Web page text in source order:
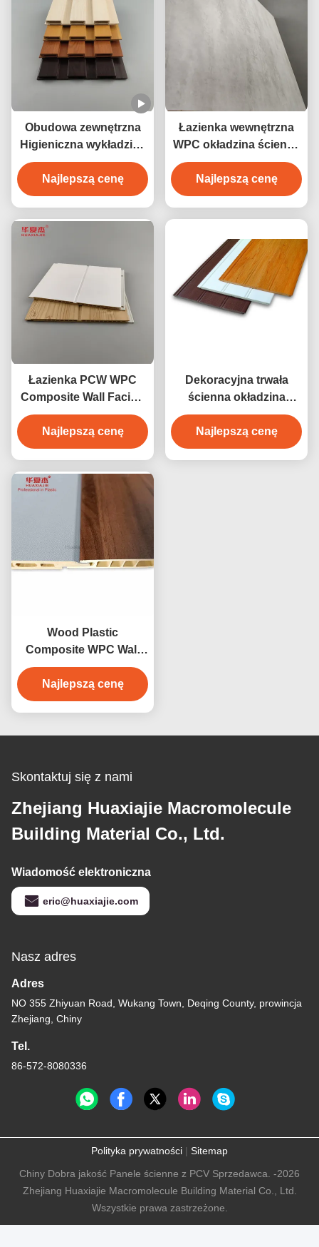
Obudowa zewnętrzna
Higieniczna wykładzina
ścienna odporna na
warunki atmosferyczne
do wnętrz
Najlepszą cenę
Łazienka wewnętrzna
WPC okładzina ścienna
PCV Drewniana
okładzina kompozytowa
Najlepszą cenę
Łazienka PCW WPC
Composite Wall Facing
Smooth Water Resistant
Najlepszą cenę
Dekoracyjna trwała
ścienna okładzina
ścienna / boazeria
wygodnie
zainstalowana
Najlepszą cenę
Wood Plastic
Composite WPC Wall
Enforcement Interior
Interior Wall Enclosure
Decoration
Najlepszą cenę
Skontaktuj się z nami
Zhejiang Huaxiajie Macromolecule
Building Material Co., Ltd.
Wiadomość elektroniczna
eric@huaxiajie.com
Nasz adres
Adres
NO 355 Zhiyuan Road, Wukang Town, Deqing County, prowincja
Zhejiang, Chiny
Tel.
86-572-8080336
Polityka prywatności | Sitemap
Chiny Dobra jakość Panele ścienne z PCV Sprzedawca. -2026
Zhejiang Huaxiajie Macromolecule Building Material Co., Ltd.
Wszystkie prawa zastrzeżone.